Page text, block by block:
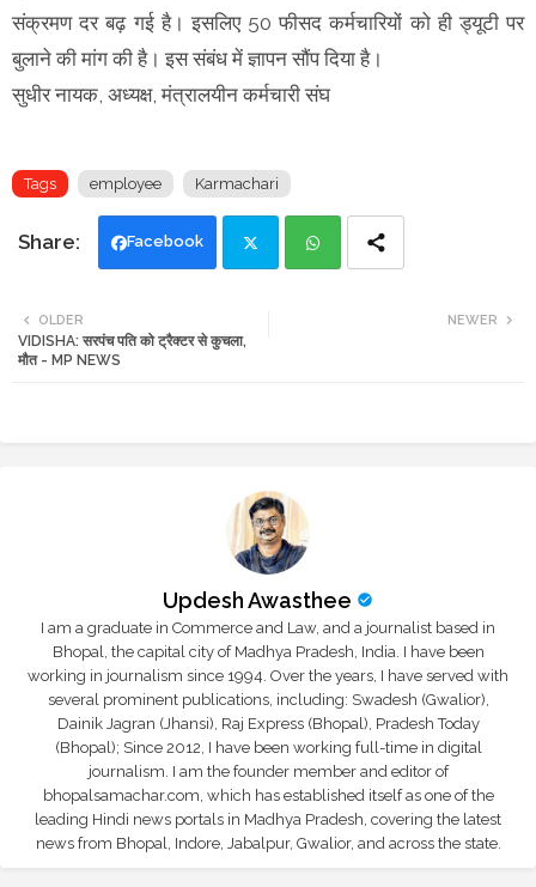
संक्रमण दर बढ़ गई है। इसलिए 50 फीसद कर्मचारियों को ही ड्यूटी पर
बुलाने की मांग की है। इस संबंध में ज्ञापन सौंप दिया है।
सुधीर नायक, अध्यक्ष, मंत्रालयीन कर्मचारी संघ
Tags employee Karmachari
Facebook
tte
NEWER
OLDER
VIDISHA: सरपंच पति को ट्रैक्टर से कुचला,
मौत - MP NEWS
Updesh Awasthee
I am a graduate in Commerce and Law, and a journalist based in
Bhopal, the capital city of Madhya Pradesh, India. I have been
working in journalism since 1994. Over the years, I have served with
several prominent publications, including: Swadesh (Gwalior),
Dainik Jagran (Jhansi), Raj Express (Bhopal), Pradesh Today
(Bhopal); Since 2012, I have been working full-time in digital
journalism. I am the founder member and editor of
bhopalsamachar.com, which has established itself as one of the
leading Hindi news portals in Madhya Pradesh, covering the latest
news from Bhopal, Indore, Jabalpur, Gwalior, and across the state.